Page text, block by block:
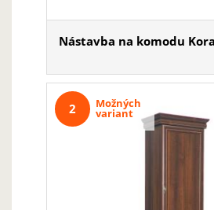
Nástavba na komodu
Možných
variant
2